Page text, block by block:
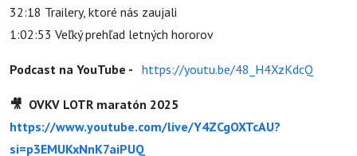
32:18 Trailery, ktoré nás zaujali
1:02:53 Veľký prehľad letných hororov
Podcast na YouTube - https://youtu.be/48_H4XzKdcQ
🎥 OVKV LOTR maratón 2025
https://www.youtube.com/live/Y4ZCgOXTcAU?
si=p3EMUKxNnK7aiPUQ